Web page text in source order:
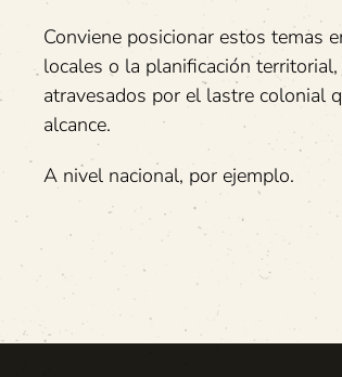
Conviene posicionar estos temas
locales o la planificación
atravesados por el lastre colonial
alcance.
A nivel nacional, por ejemplo.